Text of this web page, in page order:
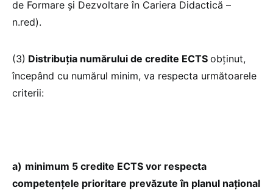
de Formare și Dezvoltare în Cariera Didactică –
n.red).
(3) Distribuția numărului de credite ECTS obținut,
începând cu numărul minim, va respecta următoarele
criterii:
a) minimum 5 credite ECTS vor respecta
competențele prioritare prevăzute în planul național